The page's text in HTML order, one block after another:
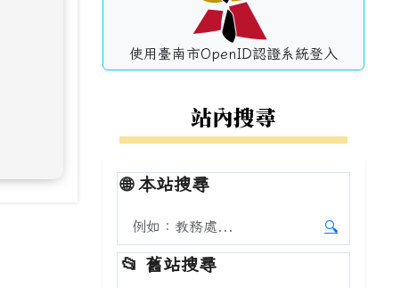
使用臺南市OpenID認證系統登入
站內搜尋
🌐本站搜尋
搜尋本站內容
🔍
開始本站
📂 舊站搜尋